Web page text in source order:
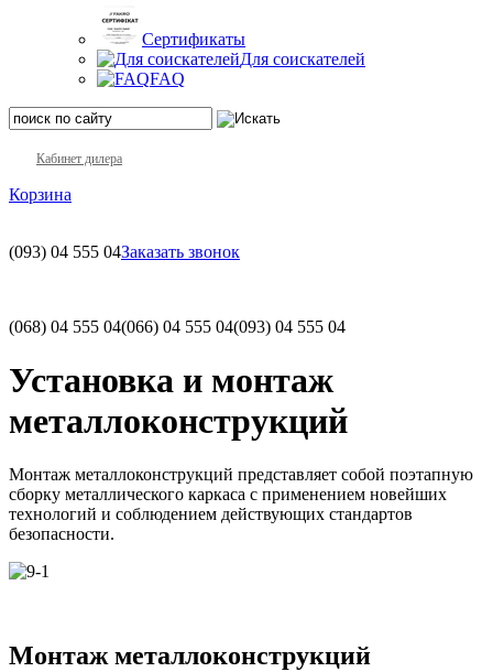
Сертификаты
Для соискателей
FAQ
Кабинет дилера
Корзина
(093) 04 555 04Заказать звонок
(068) 04 555 04(066) 04 555 04(093) 04 555 04
Установка и монтаж
металлоконструкций
Монтаж металлоконструкций представляет собой поэтапную
сборку металлического каркаса с применением новейших
технологий и соблюдением действующих стандартов
безопасности.
Монтаж металлоконструкций